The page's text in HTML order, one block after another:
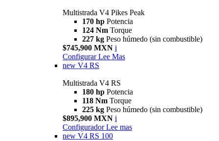
Multistrada V4 Pikes Peak
170 hp Potencia
124 Nm Torque
227 kg Peso húmedo (sin combustible)
$745,900 MXN i
Configurar Lee Mas
new V4 RS
Multistrada V4 RS
180 hp Potencia
118 Nm Torque
225 kg Peso húmedo (sin combustible)
$895,900 MXN i
Configurador Lee mas
new V4 RS 100